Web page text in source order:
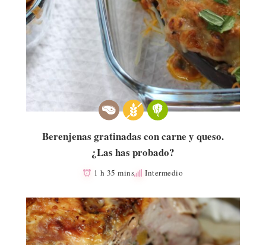
Berenjenas gratinadas con carne y queso.
¿Las has probado?
1 h 35 mins Intermedio